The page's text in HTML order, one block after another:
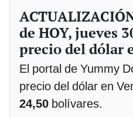
de HOY, jueves
precio del dólar
El portal de Yummy
precio del dólar en
24,50 bolívares.